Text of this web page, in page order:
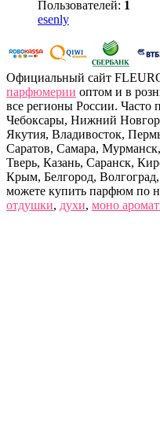
Пользователей: 1
esenly
Официальный сайт
парфюмерии оптом и в
все регионы России. Часто
Чебоксары, Нижний
Якутия, Владивосток,
Саратов, Самара,
Тверь, Казань, Саранск,
Крым, Белгород,
можете купить парфюм по
отдушки, духи, моно